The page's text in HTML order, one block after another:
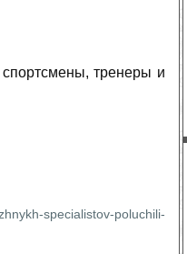
тренеры и
specialistov-poluchili-